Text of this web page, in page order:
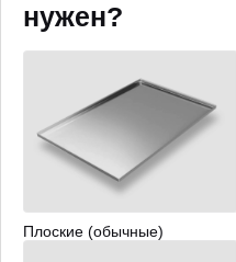
нужен?
Плоские (обычные)